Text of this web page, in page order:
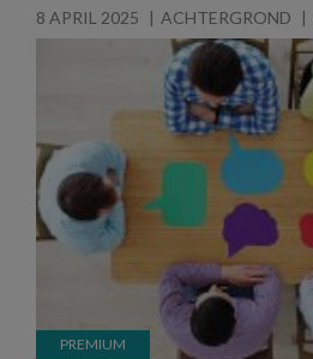
8 APRIL 2025 ACHTERGROND